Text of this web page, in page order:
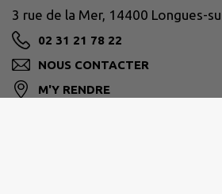
3 rue de la Mer, 14400 Longues-
02 31 21 78 22
NOUS CONTACTER
M'Y RENDRE